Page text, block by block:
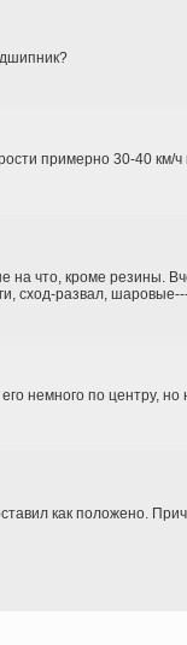
примерно 30-40 км/
что, кроме резины.
сход-развал,
немного по центру,
как положено.